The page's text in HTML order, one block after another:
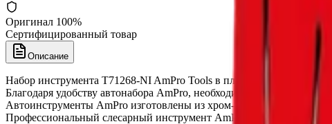
Оригинал 100%
Сертифицированный товар
Описание
Набор инструмента T71268-NI AmPro Tools в пластиковом кейсе,
Благодаря удобству автонабора AmPro, необходимые для работы
Автоинструменты AmPro изготовлены из хром-ванадиевой стали
Профессиональный слесарный инструмент AmPro Tools -